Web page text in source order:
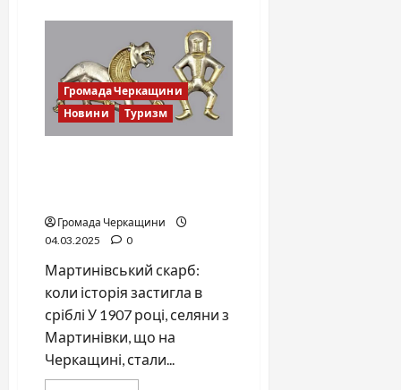
“Первоцвіт”
набирає
обертів
Громада Черкащини
Новини
Туризм
Громада Черкащини
04.03.2025
0
Мартинівський скарб:
коли історія застигла в
сріблі У 1907 році, селяни з
Мартинівки, що на
Черкащині, стали...